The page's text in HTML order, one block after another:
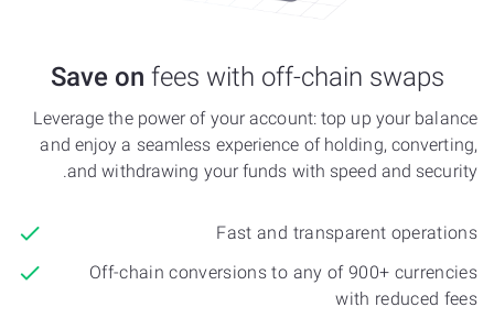
Save on fees with off-chain swaps
Leverage the power of your account: top up your balance
and enjoy a seamless experience of holding, converting,
and withdrawing your funds with speed and security.
Fast and transparent operations
Off-chain conversions to any of 900+ currencies
with reduced fees